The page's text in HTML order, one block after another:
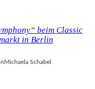
beim Classic
in Berlin
Michaela Schabel